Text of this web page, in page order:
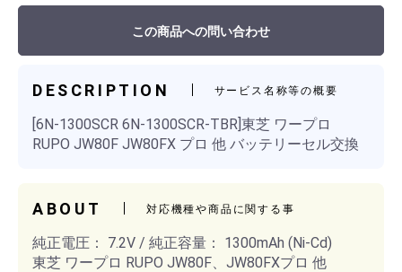
この商品への問い合わせ
DESCRIPTION サービス名称等の概要
[6N-1300SCR 6N-1300SCR-TBR]東芝 ワープロ
RUPO JW80F JW80FX プロ 他 バッテリーセル交換
ABOUT 対応機種や商品に関する事
純正電圧： 7.2V / 純正容量： 1300mAh (Ni-Cd)
東芝 ワープロ RUPO JW80F、JW80FXプロ 他